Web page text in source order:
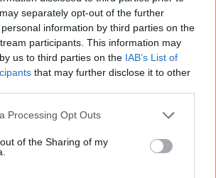
separately opt-out of the further
information by third parties on the
participants. This information may
us to third parties on the IAB’s List of
that may further disclose it to other
website/app uses one or more Google
visit or usage behaviour. You may click to
to Google and its third-party tags to
specified purposes in below Google
Processing Opt Outs
of the Sharing of my
ütemre számít a Red Bull
szabályrendszer első idényéről van szó,
lesz a fejlesztési háború a csapatok
felében láthattunk is több nagy fejlesztési
többségénél, ezek pedig rendszerint
is jelentettek (talán a Haas és a Williams
A Red Bullnál is működött például a
bevetett csomag, ám Laurent
szerint az évad hátralévő részében már